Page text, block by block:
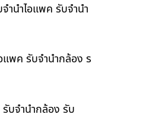
ำนำไอแพค รับจำนำ
แพค รับจำนำกล้อง ร
บจำนำกล้อง รับ